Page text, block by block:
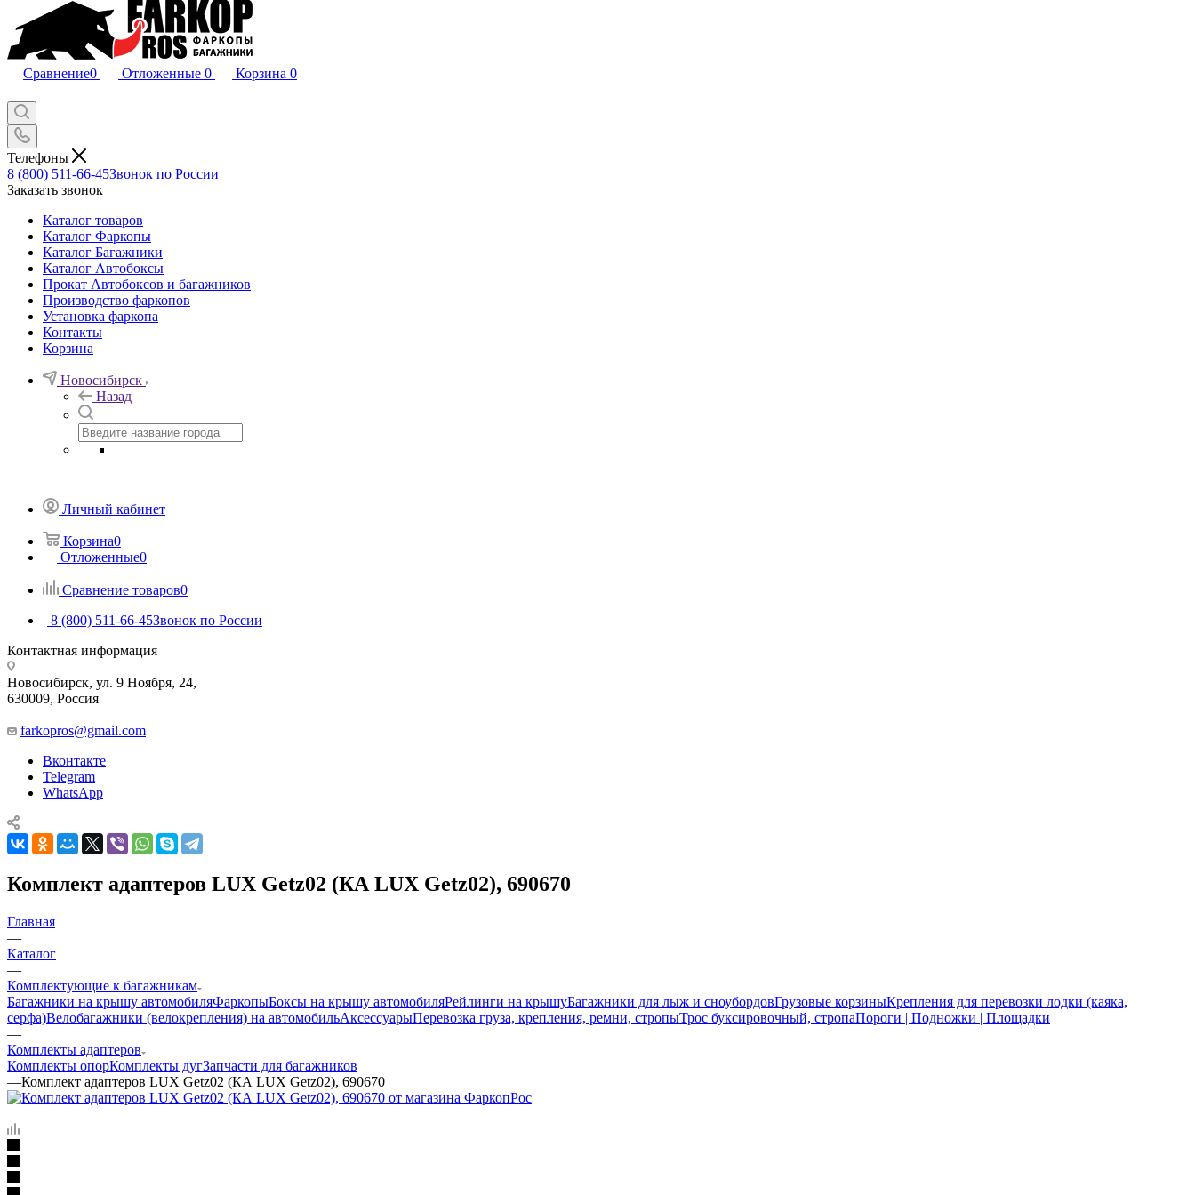
Сравнение0 Отложенные 0 Корзина 0
Телефоны
8 (800) 511-66-45Звонок по России
Заказать звонок
Каталог товаров
Каталог Фаркопы
Каталог Багажники
Каталог Автобоксы
Прокат Автобоксов и багажников
Производство фаркопов
Установка фаркопа
Контакты
Корзина
Новосибирск
Назад
Личный кабинет
Корзина0
Отложенные0
Сравнение товаров0
8 (800) 511-66-45Звонок по России
Контактная информация
Новосибирск, ул. 9 Ноября, 24,
630009, Россия
farkopros@gmail.com
Вконтакте
Telegram
WhatsApp
Комплект адаптеров LUX Getz02 (КА LUX Getz02), 690670
Главная
—
Каталог
—
Комплектующие к багажникам
Багажники на крышу автомобиляФаркопыБоксы на крышу автомобиляРейлинги на крышуБагажники для лыж и сноубордовГрузовые корзиныКрепления для перевозки лодки (каяка,
серфа)Велобагажники (велокрепления) на автомобильАксессуарыПеревозка груза, крепления, ремни, стропыТрос буксировочный, стропаПороги | Подножки | Площадки
—
Комплекты адаптеров
Комплекты опорКомплекты дугЗапчасти для багажников
—Комплект адаптеров LUX Getz02 (КА LUX Getz02), 690670